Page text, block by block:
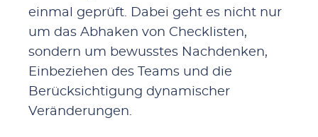
einmal geprüft. Dabei geht es nicht nur
um das Abhaken von Checklisten,
sondern um bewusstes Nachdenken,
Einbeziehen des Teams und die
Berücksichtigung dynamischer
Veränderungen.